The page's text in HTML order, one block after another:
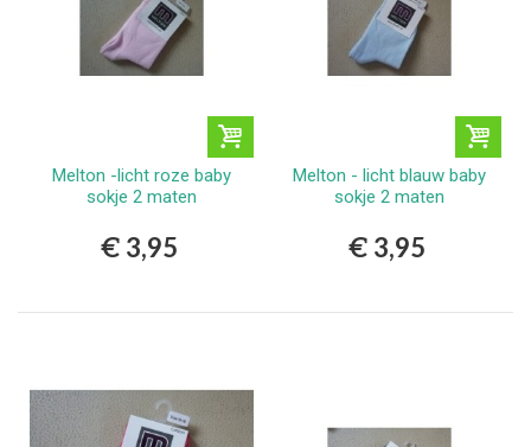
Melton -licht roze baby
sokje 2 maten
€ 3,95
Melton - licht blauw baby
sokje 2 maten
€ 3,95